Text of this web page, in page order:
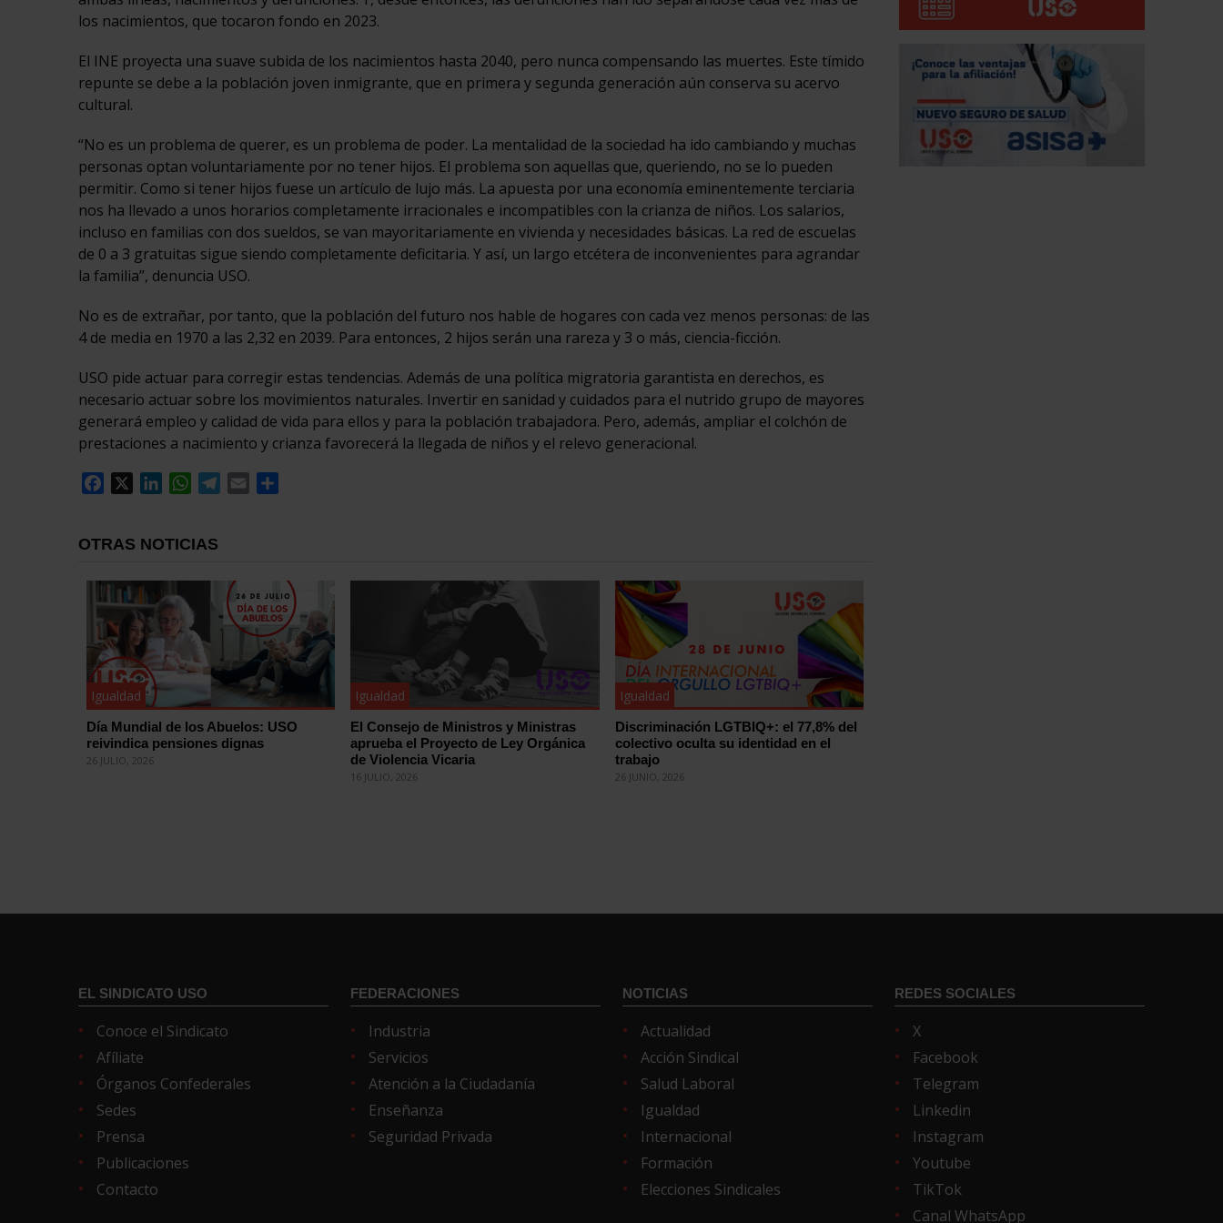
los nacimientos, que tocaron fondo en 2023.
El INE proyecta una suave subida de los nacimientos hasta 2040, pero nunca compensando las muertes. Este tímido
repunte se debe a la población joven inmigrante, que en primera y segunda generación aún conserva su acervo
cultural.
“No es un problema de querer, es un problema de poder. La mentalidad de la sociedad ha ido cambiando y muchas
personas optan voluntariamente por no tener hijos. El problema son aquellas que, queriendo, no se lo pueden
permitir. Como si tener hijos fuese un artículo de lujo más. La apuesta por una economía eminentemente terciaria
nos ha llevado a unos horarios completamente irracionales e incompatibles con la crianza de niños. Los salarios,
incluso en familias con dos sueldos, se van mayoritariamente en vivienda y necesidades básicas. La red de escuelas
de 0 a 3 gratuitas sigue siendo completamente deficitaria. Y así, un largo etcétera de inconvenientes para agrandar
la familia”, denuncia USO.
No es de extrañar, por tanto, que la población del futuro nos hable de hogares con cada vez menos personas: de las
4 de media en 1970 a las 2,32 en 2039. Para entonces, 2 hijos serán una rareza y 3 o más, ciencia-ficción.
USO pide actuar para corregir estas tendencias. Además de una política migratoria garantista en derechos, es
necesario actuar sobre los movimientos naturales. Invertir en sanidad y cuidados para el nutrido grupo de mayores
generará empleo y calidad de vida para ellos y para la población trabajadora. Pero, además, ampliar el colchón de
prestaciones a nacimiento y crianza favorecerá la llegada de niños y el relevo generacional.
Facebook
LinkedInWhatsApp
Telegram
Email
OTRAS NOTICIAS
Igualdad
Día Mundial de los Abuelos: USO
reivindica pensiones dignas
26 JULIO, 2026
Igualdad
El Consejo de Ministros y Ministras
aprueba el Proyecto de Ley Orgánica
de Violencia Vicaria
16 JULIO, 2026
Igualdad
Discriminación LGTBIQ+: el 77,8% del
colectivo oculta su identidad en el
trabajo
26 JUNIO, 2026
EL SINDICATO USO
Conoce el Sindicato
Afíliate
Órganos Confederales
Sedes
Prensa
Publicaciones
Contacto
FEDERACIONES
Industria
Servicios
Atención a la Ciudadanía
Enseñanza
Seguridad Privada
NOTICIAS
Actualidad
Acción Sindical
Salud Laboral
Igualdad
Internacional
Formación
Elecciones Sindicales
REDES SOCIALES
X
Facebook
Telegram
Linkedin
Instagram
Youtube
TikTok
Canal WhatsApp